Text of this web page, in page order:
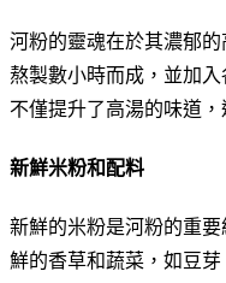
河粉的靈魂在於其濃郁
熬製數小時而成，並加
不僅提升了高湯的味道
新鮮米粉和配料
新鮮的米粉是河粉的重
鮮的香草和蔬菜，如豆